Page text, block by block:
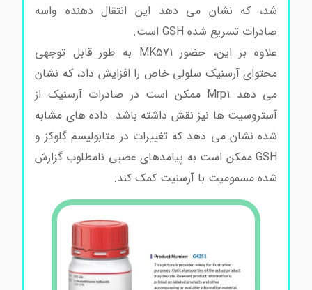
شد، که نشان می دهد این انتقال دهنده واسه
صادرات تسریع شده GSH است.
علاوه بر این، حضور MK571 به طور قابل توجهی
محتوای آرسنیک سلولی خاص را افزایش داد، که نشان
می دهد Mrp1 ممکن است در صادرات آرسنیک از
آستروسیت ها نیز نقش داشته باشد. داده های مشابه
شده نشان می دهد که تغییرات در متابولیسم گلوکز و
GSH ممکن است به پیامدهای عصبی نامطلوب گزارش
شده مسمومیت با آرسنیت کمک کند.